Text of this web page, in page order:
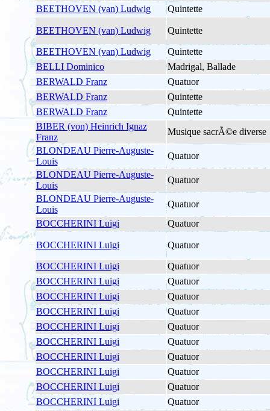
BEETHOVEN (van) Ludwig
Quintette
BEETHOVEN (van) Ludwig Quintette
BEETHOVEN (van) Ludwig
Quintette
BELLI Dominico
Madrigal, Ballade
BERWALD Franz
Quatuor
BERWALD Franz
Quintette
BERWALD Franz
Quintette
BIBER (von) Heinrich Ignaz
Franz
Musique sacrÃ©e diverse
BLONDEAU Pierre-Auguste-
Louis
Quatuor
BLONDEAU Pierre-Auguste-
Louis
Quatuor
BLONDEAU Pierre-Auguste-
Louis
Quatuor
BOCCHERINI Luigi
Quatuor
BOCCHERINI Luigi Quatuor
BOCCHERINI Luigi
Quatuor
BOCCHERINI Luigi
Quatuor
BOCCHERINI Luigi
Quatuor
BOCCHERINI Luigi
Quatuor
BOCCHERINI Luigi
Quatuor
BOCCHERINI Luigi
Quatuor
BOCCHERINI Luigi
Quatuor
BOCCHERINI Luigi
Quatuor
BOCCHERINI Luigi
Quatuor
BOCCHERINI Luigi
Quatuor